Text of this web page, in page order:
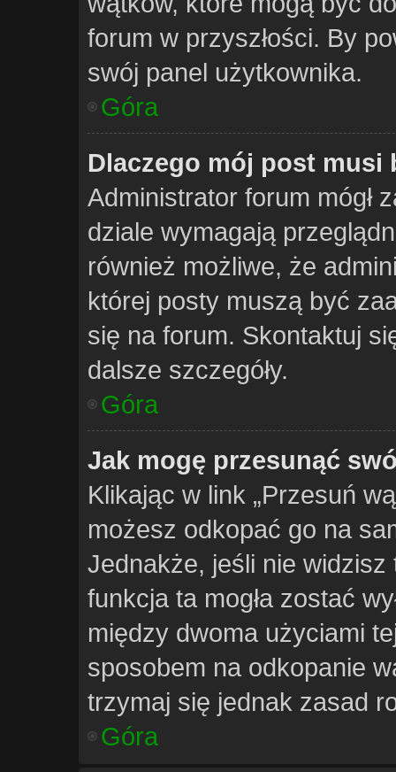
forum w przyszłości. By
swój panel użytkownika.
Góra
Dlaczego mój post musi
Administrator forum mógł
dziale wymagają
również możliwe, że
której posty muszą być
się na forum. Skontaktuj
dalsze szczegóły.
Góra
Jak mogę przesunąć
Klikając w link „Przesuń
możesz odkopać go na
Jednakże, jeśli nie
funkcja ta mogła zostać
między dwoma użyciami
sposobem na odkopanie
trzymaj się jednak zasad
Góra